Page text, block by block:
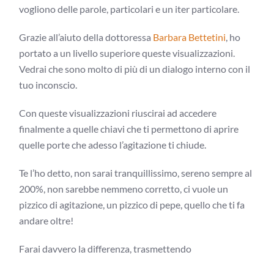
vogliono delle parole, particolari e un iter particolare.
Grazie all’aiuto della dottoressa Barbara Bettetini , ho
portato a un livello superiore queste visualizzazioni.
Vedrai che sono molto di più di un dialogo interno con il
tuo inconscio.
Con queste visualizzazioni riuscirai ad accedere
finalmente a quelle chiavi che ti permettono di aprire
quelle porte che adesso l’agitazione ti chiude.
Te l’ho detto, non sarai tranquillissimo, sereno sempre al
200%, non sarebbe nemmeno corretto, ci vuole un
pizzico di agitazione, un pizzico di pepe, quello che ti fa
andare oltre!
Farai davvero la differenza, trasmettendo